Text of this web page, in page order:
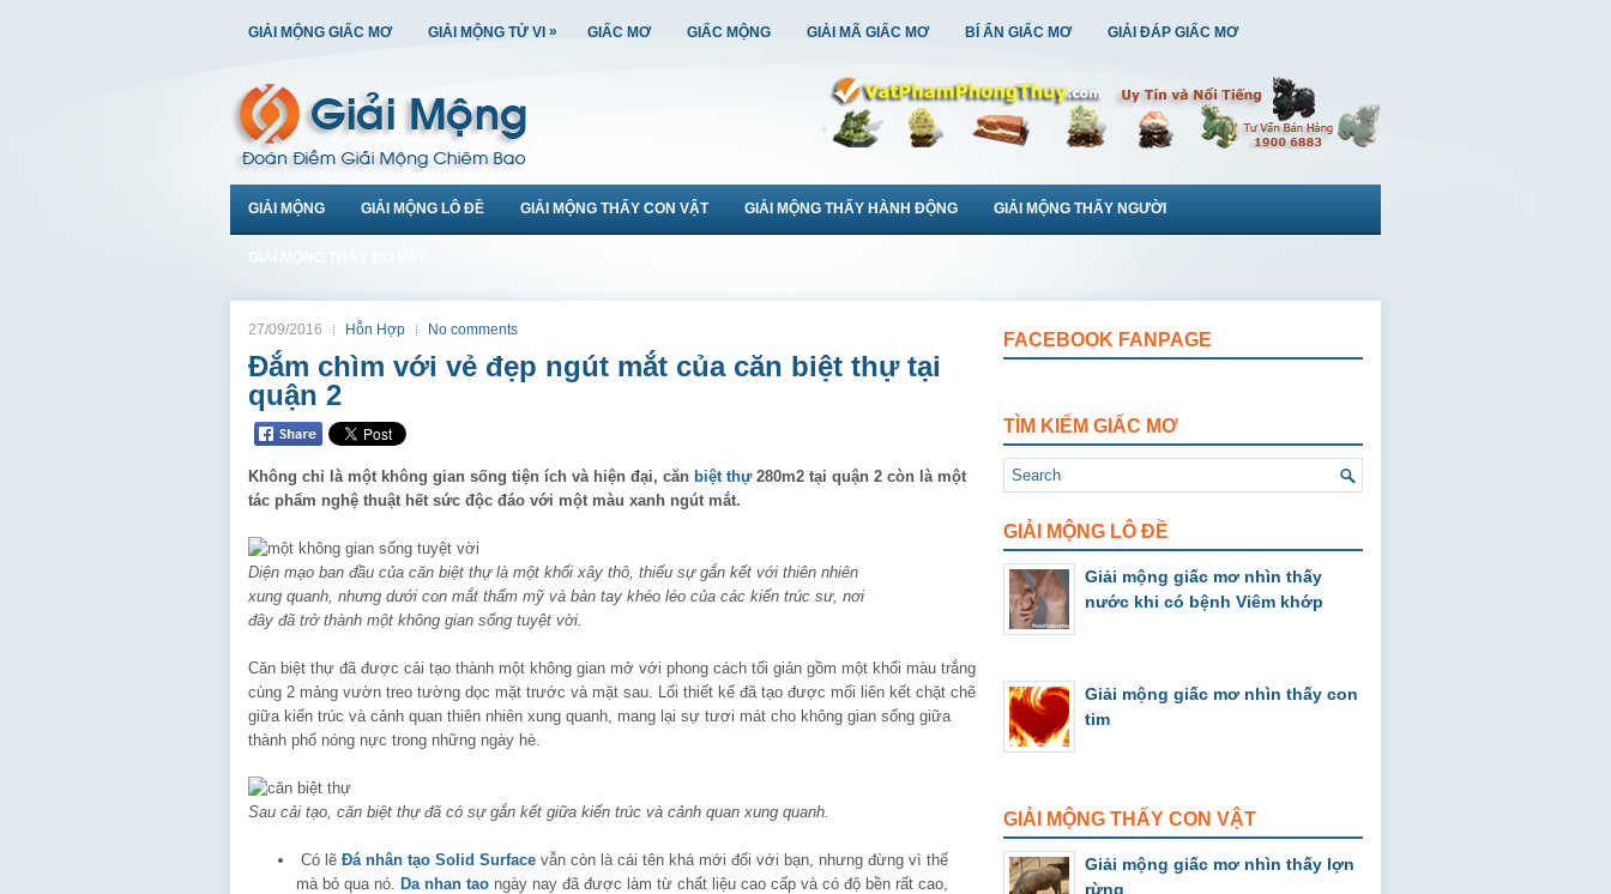
GIẢI MỘNG GIẤC MƠ GIẢI MỘNG TỬ VI » GIẤC MƠ GIẤC MỘNG GIẢI MÃ GIẤC MƠ BÍ ẨN GIẤC MƠ GIẢI ĐÁP GIẤC MƠ
GIẢI MỘNG GIẢI MỘNG LÔ ĐỀ GIẢI MỘNG THẤY CON VẬT GIẢI MỘNG THẤY HÀNH ĐỘNG GIẢI MỘNG THẤY NGƯỜI
27/09/2016 Hỗn Hợp No comments
Đắm chìm với vẻ đẹp ngút mắt của căn biệt thự tại
quận 2
Không chỉ là một không gian sống tiện ích và hiện đại, căn biệt thự280m2 tại quận 2 còn là một
tác phẩm nghệ thuật hết sức độc đáo với một màu xanh ngút mắt.
Diện mạo ban đầu của căn biệt thự là một khối xây thô, thiếu sự gắn kết với thiên nhiên
xung quanh, nhưng dưới con mắt thẩm mỹ và bàn tay khéo léo của các kiến trúc sư, nơi
đây đã trở thành một không gian sống tuyệt vời.
Căn biệt thự đã được cải tạo thành một không gian mở với phong cách tối giản gồm một khối màu trắng
cùng 2 mảng vườn treo tường dọc mặt trước và mặt sau. Lối thiết kế đã tạo được mối liên kết chặt chẽ
giữa kiến trúc và cảnh quan thiên nhiên xung quanh, mang lại sự tươi mát cho không gian sống giữa
thành phố nóng nực trong những ngày hè.
Sau cải tạo, căn biệt thự đã có sự gắn kết giữa kiến trúc và cảnh quan xung quanh.
Có lẽ Đá nhân tạo Solid Surface vẫn còn là cái tên khá mới đối với bạn, nhưng đừng vì thế
mà bỏ qua nó. Da nhan tao ngày nay đã được làm từ chất liệu cao cấp và có độ bền rất cao,
FACEBOOK FANPAGE
TÌM KIẾM GIẤC MƠ
GIẢI MỘNG LÔ ĐỀ
Giải mộng giấc mơ nhìn thấy
nước khi có bệnh Viêm khớp
Giải mộng giấc mơ nhìn thấy con
tim
GIẢI MỘNG THẤY CON VẬT
Giải mộng giấc mơ nhìn thấy lợn
rừng